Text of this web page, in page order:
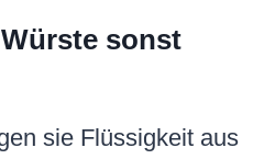
sonst
sie Flüssigkeit aus